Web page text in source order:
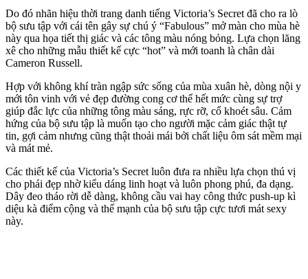
Do đó nhãn hiệu thời trang danh tiếng Victoria’s Secret đã cho ra lò
bộ sưu tập với cái tên gây sự chú ý “Fabulous” mở màn cho mùa hè
này qua họa tiết thị giác và các tông màu nóng bỏng. Lựa chọn lăng
xê cho những mẫu thiết kế cực “hot” và mới toanh là chân dài
Cameron Russell.
Hợp với không khí tràn ngập sức sống của mùa xuân hè, dòng nội y
mới tôn vinh với vẻ đẹp đường cong cơ thể hết mức cùng sự trợ
giúp đắc lực của những tông màu sáng, rực rỡ, cổ khoét sâu. Cảm
hứng của bộ sưu tập là muốn tạo cho người mặc cảm giác thật tự
tin, gợi cảm nhưng cũng thật thoải mái bởi chất liệu ôm sát mềm mại
và mát mẻ.
Các thiết kế của Victoria’s Secret luôn đưa ra nhiều lựa chọn thú vị
cho phái đẹp nhờ kiểu dáng linh hoạt và luôn phong phú, đa dạng.
Dây đeo tháo rời dễ dàng, không cầu vai hay công thức push-up kì
diệu kà điểm cộng và thế mạnh của bộ sưu tập cực tươi mát sexy
này.